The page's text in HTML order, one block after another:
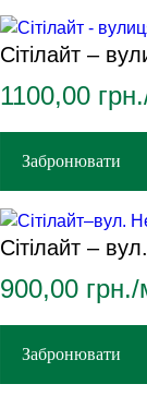
Сітілайт –
1100,00
Забронювати
Сітілайт –
900,00 грн./
Забронювати